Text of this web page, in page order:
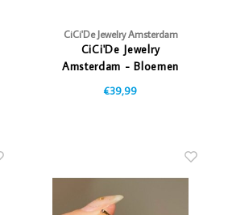
CiCi'De Jewelry Amsterdam
CiCi'De Jewelry
Amsterdam - Bloemen
oorbellen
€39,99